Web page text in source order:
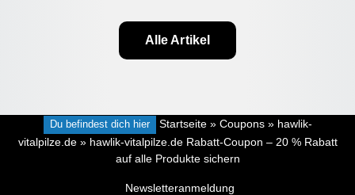
Alle Artikel
Du befindest dich hier Startseite» Coupons» hawlik-
vitalpilze.de» hawlik-vitalpilze.de Rabatt-Coupon – 20 % Rabatt
auf alle Produkte sichern
Newsletteranmeldung